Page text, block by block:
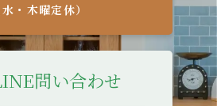
水・木曜定休）
問い合わせ